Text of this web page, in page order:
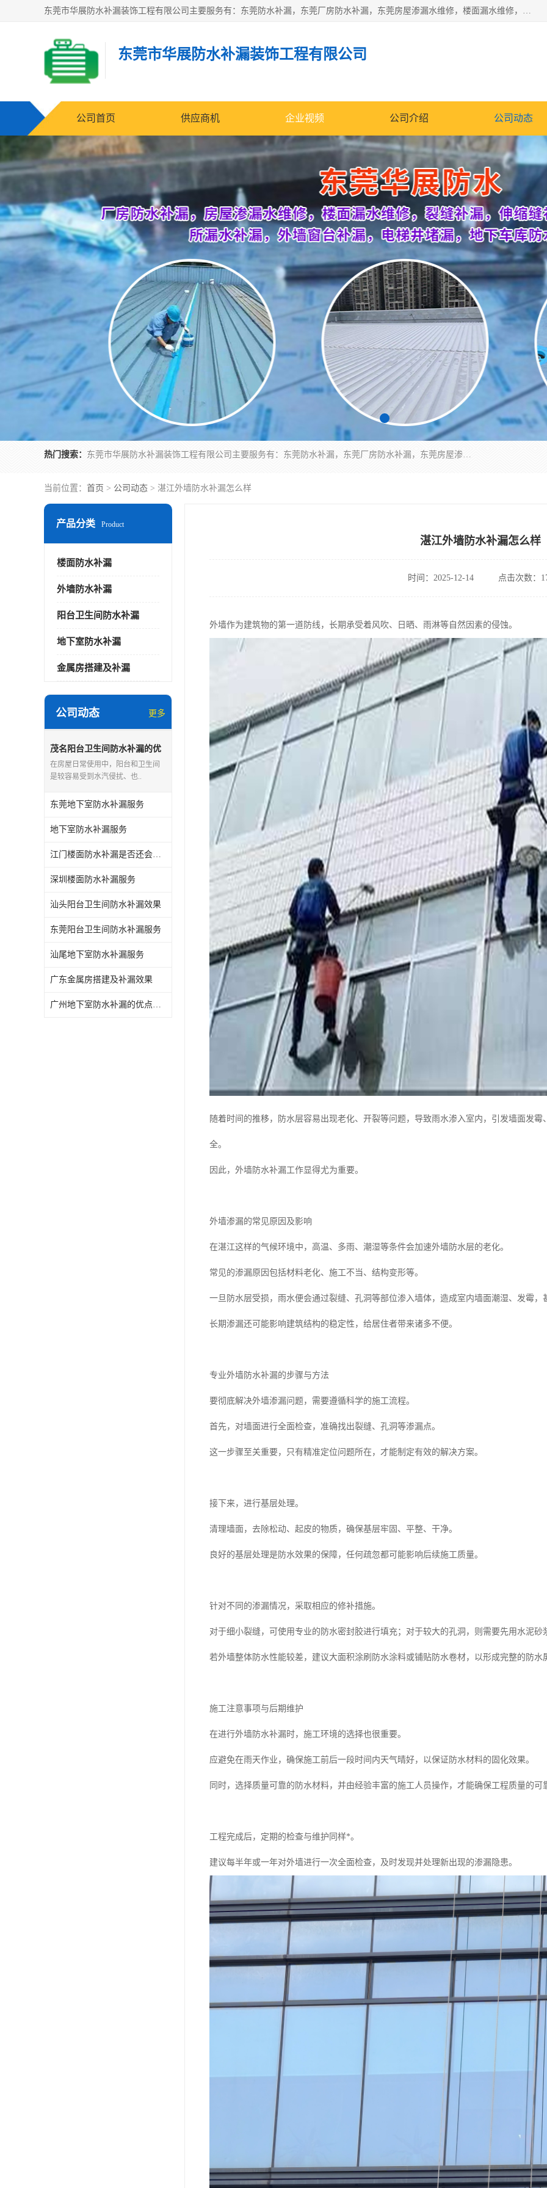
东莞市华展防水补漏装饰工程有限公司主要服务有：东莞防水补漏，东莞厂房防水补漏，东莞房屋渗漏水维修，楼面漏水维修，裂缝补漏，伸缩缝补漏，卫生间防水改造，厕所漏水补漏，外墙窗台补漏，电梯井堵漏，地下车库防水引水工程等
东莞市华展防水补漏装饰工程有限公司
公司首页 供应商机 企业视频 公司介绍 公司动态
热门搜索： 东莞市华展防水补漏装饰工程有限公司主要服务有：东莞防水补漏，东莞厂房防水补漏，东莞房屋渗漏水维修，楼面漏水维修，裂缝补漏，伸缩缝补漏，卫生间防水改造，厕所漏水补漏，外墙窗台补漏，电梯井堵漏，地下车库防水引水工程等
当前位置： 首页 > 公司动态 > 湛江外墙防水补漏怎么样
产品分类 Product
楼面防水补漏
外墙防水补漏
阳台卫生间防水补漏
地下室防水补漏
金属房搭建及补漏
公司动态 更多
茂名阳台卫生间防水补漏的优
点和缺点
在房屋日常使用中，阳台和卫生间
是较容易受到水汽侵扰、也..
东莞地下室防水补漏服务
地下室防水补漏服务
江门楼面防水补漏是否还会漏水
深圳楼面防水补漏服务
汕头阳台卫生间防水补漏效果
东莞阳台卫生间防水补漏服务
汕尾地下室防水补漏服务
广东金属房搭建及补漏效果
广州地下室防水补漏的优点和缺点
湛江外墙防水补漏怎么样
时间：2025-12-14 点击次数：
外墙作为建筑物的第一道防线，长期承受着风吹、日晒、雨淋等自然因素的侵蚀。
随着时间的推移，防水层容易出现老化、开裂等问题，导致雨水渗入室内，引发墙面发
全。
因此，外墙防水补漏工作显得尤为重要。
外墙渗漏的常见原因及影响
在湛江这样的气候环境中，高温、多雨、潮湿等条件会加速外墙防水层的老化。
常见的渗漏原因包括材料老化、施工不当、结构变形等。
一旦防水层受损，雨水便会通过裂缝、孔洞等部位渗入墙体，造成室内墙面潮湿、发霉，
长期渗漏还可能影响建筑结构的稳定性，给居住者带来诸多不便。
专业外墙防水补漏的步骤与方法
要彻底解决外墙渗漏问题，需要遵循科学的施工流程。
首先，对墙面进行全面检查，准确找出裂缝、孔洞等渗漏点。
这一步骤至关重要，只有精准定位问题所在，才能制定有效的解决方案。
接下来，进行基层处理。
清理墙面，去除松动、起皮的物质，确保基层牢固、平整、干净。
良好的基层处理是防水效果的保障，任何疏忽都可能影响后续施工质量。
针对不同的渗漏情况，采取相应的修补措施。
对于细小裂缝，可使用专业的防水密封胶进行填充；对于较大的孔洞，则需要先用水泥
若外墙整体防水性能较差，建议大面积涂刷防水涂料或铺贴防水卷材，以形成完整的防水
施工注意事项与后期维护
在进行外墙防水补漏时，施工环境的选择也很重要。
应避免在雨天作业，确保施工前后一段时间内天气晴好，以保证防水材料的固化效果。
同时，选择质量可靠的防水材料，并由经验丰富的施工人员操作，才能确保工程质量的可
工程完成后，定期的检查与维护同样*。
建议每半年或一年对外墙进行一次全面检查，及时发现并处理新出现的渗漏隐患。